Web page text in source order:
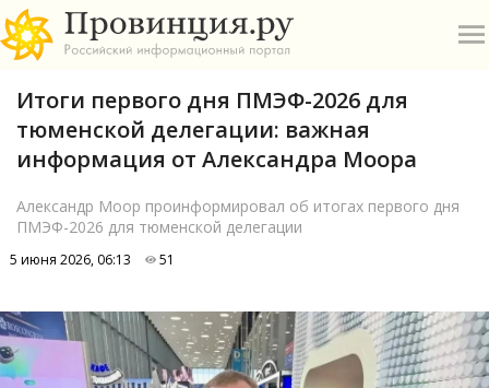
Б
П
Итоги первого дня ПМЭФ-2026 для
тюменской делегации: важная
информация от Александра Моора
Александр Моор проинформировал об итогах первого дня
ПМЭФ-2026 для тюменской делегации
5 июня 2026, 06:13 51